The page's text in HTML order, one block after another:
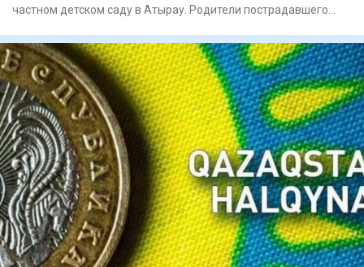
частном детском саду в Атырау. Родители пострадавшего